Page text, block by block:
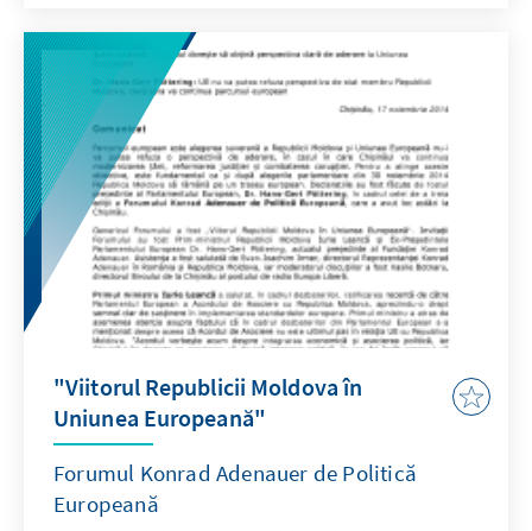
Ernennung eines politisch neutralen
Geschäftsmannes geknüpft hatte.
"Viitorul Republicii Moldova în
Uniunea Europeană"
Forumul Konrad Adenauer de Politică
Europeană